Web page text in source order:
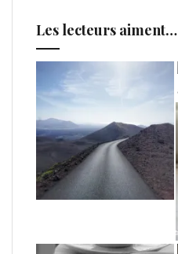
Les lecteurs aiment…